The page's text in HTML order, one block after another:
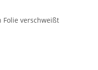
verschweißt